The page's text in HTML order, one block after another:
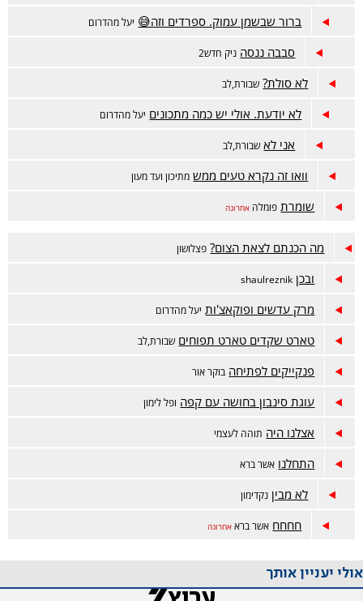
ברור שבשמן עמוק. ספרדים וזה😅 יעל מהדרום
סבבה ננסה ניק חדש2
לא סולת? שבורת,לב
לא יודעת. אולי יש כמה מתכונים יעל מהדרום
אני לא שבורת,לב
וואו זה נקרא טעים ממש מתיכון ועד מעון
שומרת פומלה אחרונה
מה הכנתם לצאת הצום? פצלושון
ובכן shaulreznik
מרק עדשים ופוקאצ'ות יעל מהדרום
טארט שקדים טארט תפוחים שבורת,לב
פנקייקים לפתיחה בוקר אור
עוגת סינבון בחושה עם קפה ופל לימון
אצלנו היה תוהה לעצמי
התחלנו אשר ברא
לא מבין נקדימון
חחחח אשר ברא אחרונה
אולי יעניין אותך